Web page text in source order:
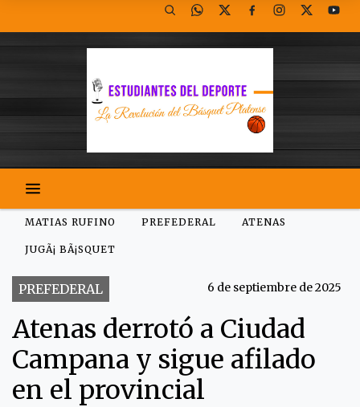
MATIAS RUFINO PREFEDERAL ATENAS
JUGÃ¡ BÃ¡SQUET
PREFEDERAL 6 de septiembre de 2025
Atenas derrotó a Ciudad
Campana y sigue afilado
en el provincial